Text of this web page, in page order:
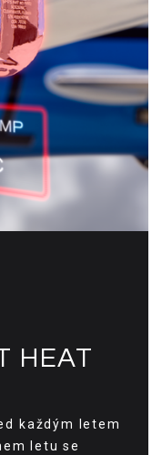
HEAT
každým letem
letu se